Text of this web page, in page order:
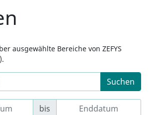
ausgewählte Bereiche von ZEFYS
Suchen
bis